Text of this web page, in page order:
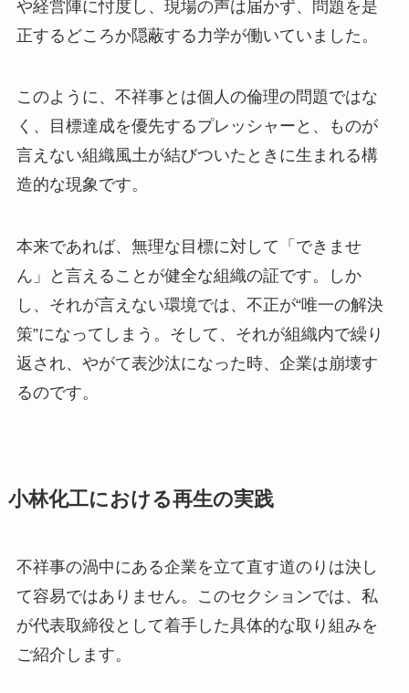
や経営陣に忖度し、現場の声は届かず、問題を是
正するどころか隠蔽する力学が働いていました。
このように、不祥事とは個人の倫理の問題ではな
く、目標達成を優先するプレッシャーと、ものが
言えない組織風土が結びついたときに生まれる構
造的な現象です。
本来であれば、無理な目標に対して「できませ
ん」と言えることが健全な組織の証です。しか
し、それが言えない環境では、不正が“唯一の解決
策”になってしまう。そして、それが組織内で繰り
返され、やがて表沙汰になった時、企業は崩壊す
るのです。
小林化工における再生の実践
不祥事の渦中にある企業を立て直す道のりは決し
て容易ではありません。このセクションでは、私
が代表取締役として着手した具体的な取り組みを
ご紹介します。